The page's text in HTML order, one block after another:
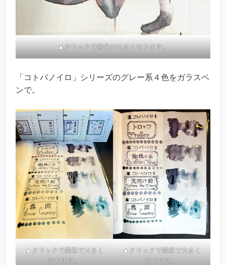
▲クリックで画像が大きくなります。
「コトバノイロ」シリーズのグレー系４色をガラスペ
ンで。
▲クリックで画像で大きく
なります。
▲クリックで画像で大きく
なります。